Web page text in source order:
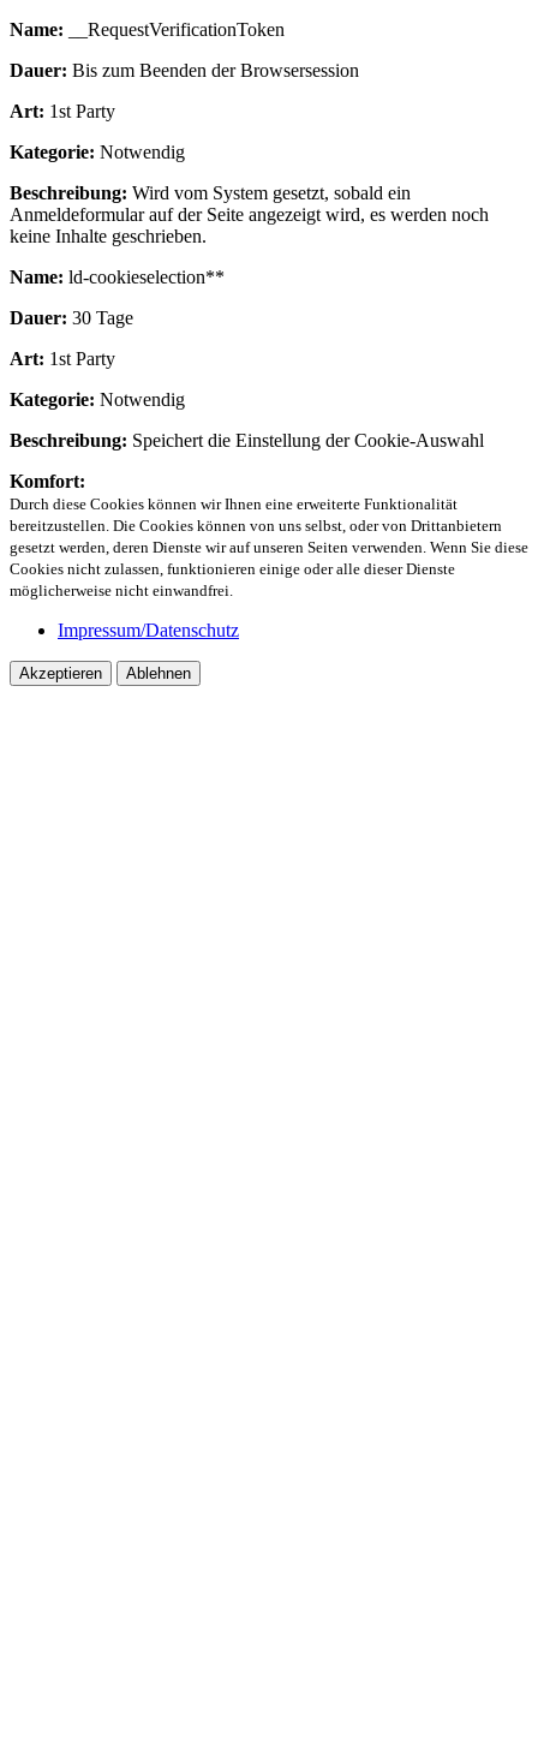
Name: __RequestVerificationToken
Dauer: Bis zum Beenden der Browsersession
Art: 1st Party
Kategorie: Notwendig
Beschreibung: Wird vom System gesetzt, sobald ein
Anmeldeformular auf der Seite angezeigt wird, es werden noch
keine Inhalte geschrieben.
Name: ld-cookieselection**
Dauer: 30 Tage
Art: 1st Party
Kategorie: Notwendig
Beschreibung: Speichert die Einstellung der Cookie-Auswahl
Komfort:
Durch diese Cookies können wir Ihnen eine erweiterte Funktionalität
bereitzustellen. Die Cookies können von uns selbst, oder von Drittanbietern
gesetzt werden, deren Dienste wir auf unseren Seiten verwenden. Wenn Sie diese
Cookies nicht zulassen, funktionieren einige oder alle dieser Dienste
möglicherweise nicht einwandfrei.
Impressum/Datenschutz
Akzeptieren Ablehnen